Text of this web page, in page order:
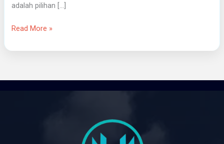
adalah pilihan […]
Read More »